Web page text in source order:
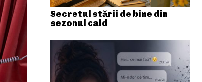
Secretul stării de bine din
sezonul cald